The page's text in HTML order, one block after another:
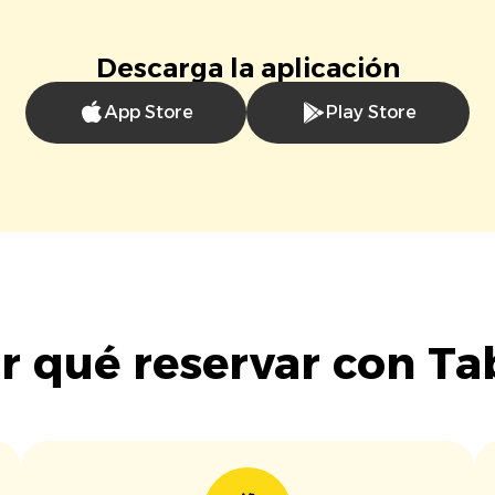
Descarga la aplicación
App Store Play Store
qué reservar con